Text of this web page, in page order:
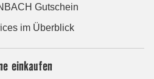
Gutschein
im Überblick
einkaufen